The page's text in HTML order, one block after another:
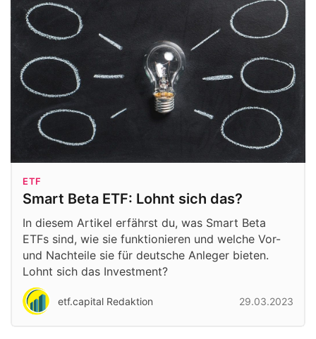
ETF
Smart Beta ETF: Lohnt sich das?
In diesem Artikel erfährst du, was Smart Beta
ETFs sind, wie sie funktionieren und welche Vor-
und Nachteile sie für deutsche Anleger bieten.
Lohnt sich das Investment?
etf.capital Redaktion 29.03.2023